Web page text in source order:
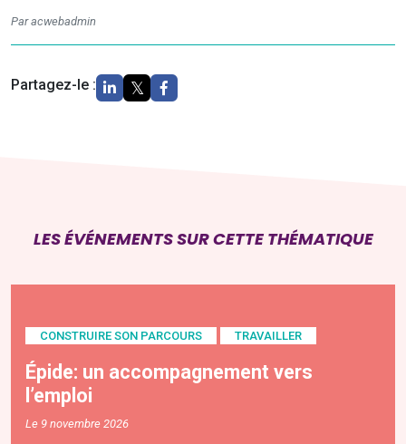
Par acwebadmin
Partagez-le :
LES ÉVÉNEMENTS SUR CETTE THÉMATIQUE
CONSTRUIRE SON PARCOURS TRAVAILLER
Épide: un accompagnement vers
l’emploi
Le 9 novembre 2026